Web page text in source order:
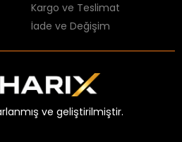
Kargo ve Teslimat
İade ve Değişim
ve geliştirilmiştir.